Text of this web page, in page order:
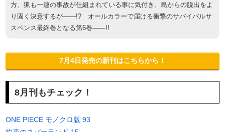
方、猟も一連の事故が仕組まれている事に気付き、島からの脱出をよ
り固く決意するが――!? オールカラーで届ける衝撃のサバイバルサ
スペンス最終巻となる第6巻――!!
7月4日発売の新刊はこちらから！
8月刊もチェック！
ONE PIECE モノクロ版 93